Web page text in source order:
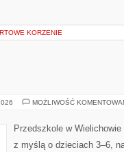
KORZENIE
MOŻLIWOŚĆ
Przedszkole w
z myślą o dzieciach 3–6,